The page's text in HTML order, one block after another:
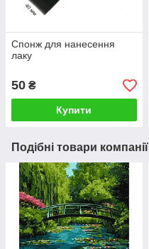
Спонж для нанесення
лаку
50 ₴
Купити
Подібні товари компанії